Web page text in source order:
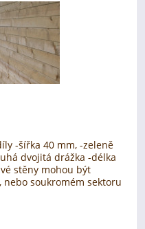
-šířka 40 mm, -zeleně
dvojitá drážka -délka
stěny mohou být
soukromém sektoru